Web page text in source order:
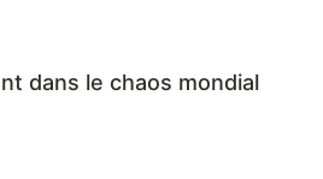
dans le chaos mondial